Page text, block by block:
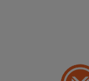
انتخاب بهترین
برای هر فضای